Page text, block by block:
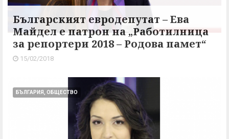
Българският евродепутат – Ева
Майдел е патрон на „Работилница
за репортери 2018 – Родова памет“
15/02/2018
БЪЛГАРИЯ, ОБЩЕСТВО